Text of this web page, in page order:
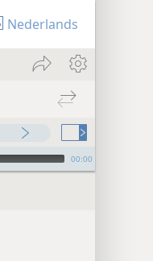
Nederlands
00:00